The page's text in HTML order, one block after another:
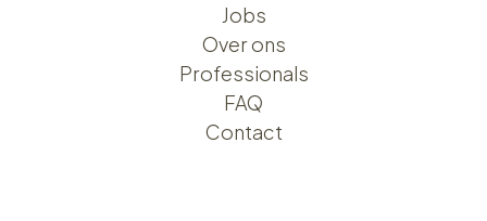
Jobs
Over ons​​
Professionals
FAQ
Contact